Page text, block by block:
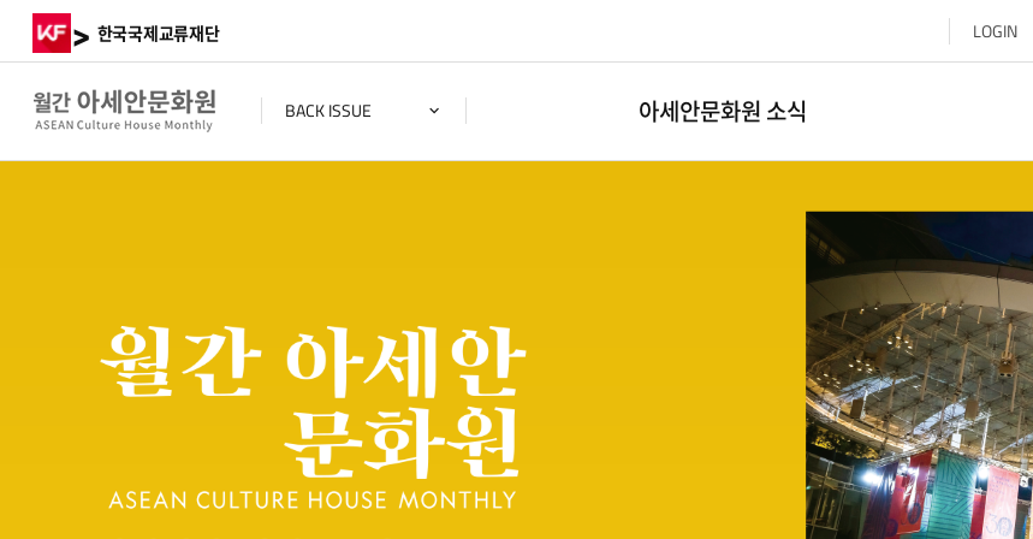
> 한국국제교류재단
BACK ISSUE
LOGIN
아세안문화원 소식